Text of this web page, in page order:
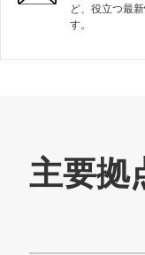
ど、役立つ最
す。